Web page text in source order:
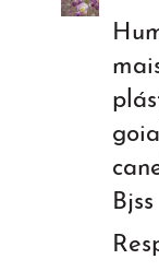
Bjss